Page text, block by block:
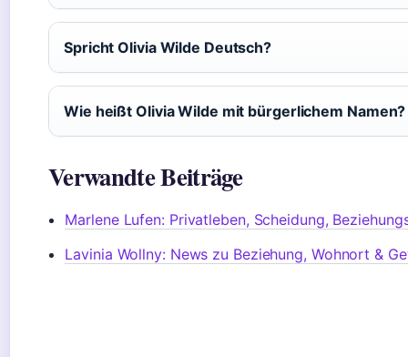
Spricht Olivia Wilde Deutsch?
Wie heißt Olivia Wilde mit bürgerlichem Namen?
Verwandte Beiträge
Marlene Lufen: Privatleben, Scheidung,
Lavinia Wollny: News zu Beziehung, Wohnort &